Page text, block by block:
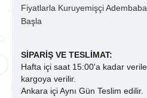
Fiyatlarla Kuruyemişçi
Başla
SİPARİŞ VE TESLİMAT:
Hafta içi saat 15:00'a kadar
kargoya verilir.
Ankara içi Aynı Gün Teslim edilir.